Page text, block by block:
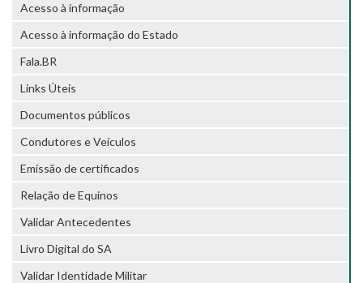
Acesso à informação
Acesso à informação do Estado
Fala.BR
Links Úteis
Documentos públicos
Condutores e Veículos
Emissão de certificados
Relação de Equinos
Validar Antecedentes
Livro Digital do SA
Validar Identidade Militar